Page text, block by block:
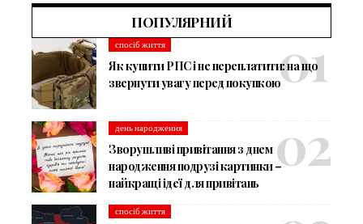
ПОПУЛЯРНИЙ
спосіб життя
Як купити РПС і не переплатити: на що
звернути увагу перед покупкою
день народження
Зворушливі привітання з днем
народження подрузі картинки –
найкращі ідеї для привітань
спосіб життя